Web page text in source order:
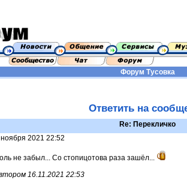
Форум Тусовка
Ответить на
Re: Перекличко
2021 22:52
не забыл... Со стопицотова раза зашёл...
16.11.2021 22:53